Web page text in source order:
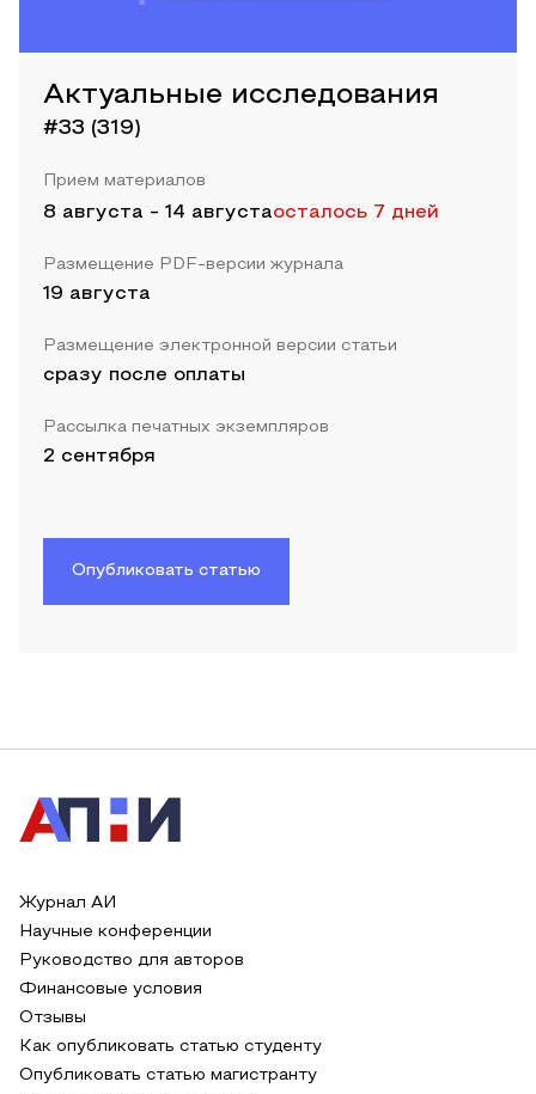
Актуальные исследования
#33 (319)
Прием материалов
8 августа - 14 августаосталось 7 дней
Размещение PDF-версии журнала
19 августа
Размещение электронной версии статьи
сразу после оплаты
Рассылка печатных экземпляров
2 сентября
Опубликовать статью
Журнал АИ
Научные конференции
Руководство для авторов
Финансовые условия
Отзывы
Как опубликовать статью студенту
Опубликовать статью магистранту